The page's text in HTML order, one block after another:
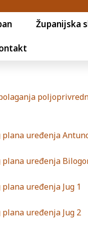
Županijska
uređenja
uređenja
uređenja Jug 1
uređenja Jug 2